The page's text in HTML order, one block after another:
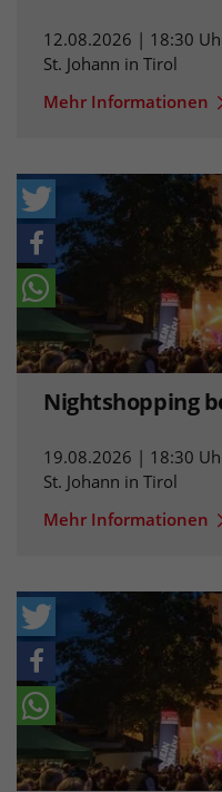
12.08.2026 | 18:30
St. Johann in Tirol
Mehr Informationen
Nightshopping
19.08.2026 | 18:30
St. Johann in Tirol
Mehr Informationen